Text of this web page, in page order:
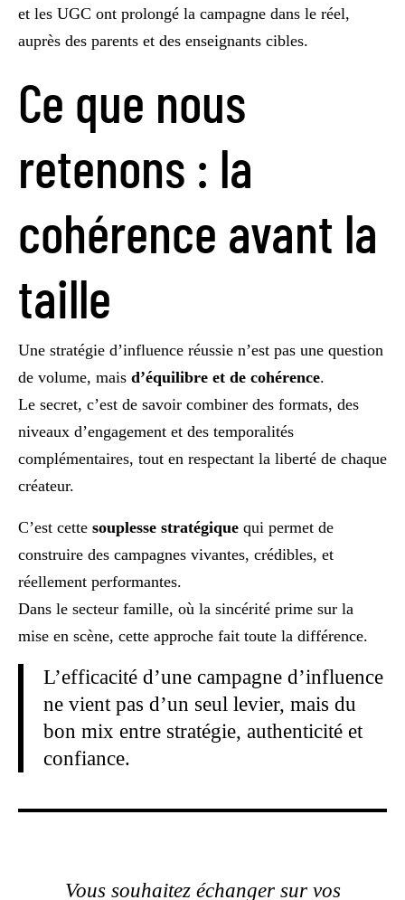
et les UGC ont prolongé la campagne dans le réel,
auprès des parents et des enseignants cibles.
Ce que nous
retenons : la
cohérence avant la
taille
Une stratégie d’influence réussie n’est pas une question
de volume, mais d’équilibre et de cohérence.
Le secret, c’est de savoir combiner des formats, des
niveaux d’engagement et des temporalités
complémentaires, tout en respectant la liberté de chaque
créateur.
C’est cette souplesse stratégique qui permet de
construire des campagnes vivantes, crédibles, et
réellement performantes.
Dans le secteur famille, où la sincérité prime sur la
mise en scène, cette approche fait toute la différence.
L’efficacité d’une campagne d’influence
ne vient pas d’un seul levier, mais du
bon mix entre stratégie, authenticité et
confiance.
Vous souhaitez échanger sur vos